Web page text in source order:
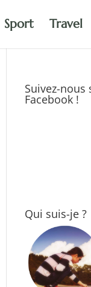
Sport Travel
Suivez-nous
Facebook !
Qui suis-je ?